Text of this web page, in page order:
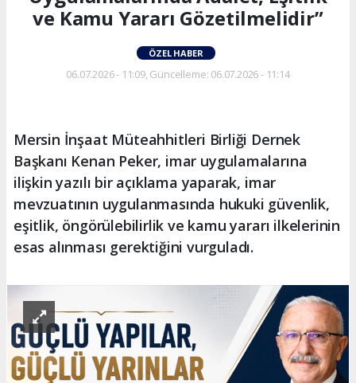
ve Kamu Yararı Gözetilmelidir”
ÖZEL HABER
06.07.2026 - 11:09, Güncelleme: 06.07.2026 - 11:14
Mersin İnşaat Müteahhitleri Birliği Dernek
Başkanı Kenan Peker, imar uygulamalarına
ilişkin yazılı bir açıklama yaparak, imar
mevzuatının uygulanmasında hukuki güvenlik,
eşitlik, öngörülebilirlik ve kamu yararı ilkelerinin
esas alınması gerektiğini vurguladı.